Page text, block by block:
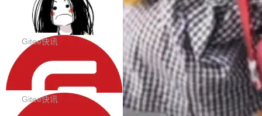
代码评审及自动化运维的全面落地夯实了“一体
化”的基座。 新版本将为用户带来更好的使用体
验和更高的工作效率，感谢大家一直以来的支持
和反馈，我们将继续努力提供更优秀的产品和服
务！ 新增功能点 DevOps： 采用自研代码托管
平台，支持一站式安装，提供从代码提交到交付
的...
器。HTTP 引擎是一个独立插件。你选一个，或
者选两个，不同环境之间切换，一行应用代码都
不用改。 下面快速过一下 10 种 HTTP 服务器
选项，各自适合什么场景，以及怎么切换。 一行
依赖替换 在 Solon 里换 HTTP 服务器就是改 po
m.xml 里一个依赖，别的什么都不用动。 <depe
factId>solon-web</artifac...
BootstrapBlazor v10.9.0 已经发布，B
ootstrap 样式的 Blazor UI 组件库
BootstrapBlazor v10.9.0 已经发布，Bootstrap
样式的 Blazor UI 组件库 此版本更新内容包括：
Release 2026-07-31 V10.9.0 Fixes fix(MultiFi
lter): 增加暗黑主题支持 by @ArgoZhang in htt
ps://github.com/dotnetcore/BootstrapBlazor/p
ull/8239 fix(Camera): 增加 exact 显式设置设备
id by @kkxkx in https://github.com/dotnetcor
Gitee快讯
SolonCode v2026.8.2 已经发布，终端
智能体
SolonCode v2026.8.2 已经发布，终端智能体
此版本更新内容包括： 优化 soloncode run 模
式（参考 run-headless-mode.md） 添加 solon
Gitee快讯